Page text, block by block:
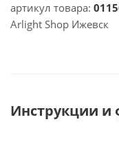
артикул товара:
Arlight Shop Ижевск
Инструкции и